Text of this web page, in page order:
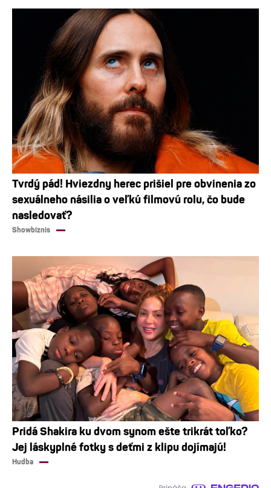
Tvrdý pád! Hviezdny herec prišiel pre obvinenia zo
sexuálneho násilia o veľkú filmovú rolu, čo bude
nasledovať?
Showbiznis
Pridá Shakira ku dvom synom ešte trikrát toľko?
Jej láskyplné fotky s deťmi z klipu dojímajú!
Hudba